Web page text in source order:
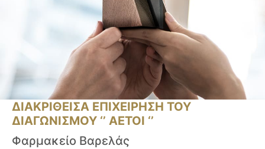
ΔΙΑΚΡΙΘΕΙΣΑ ΕΠΙΧΕΙΡΗΣΗ ΤΟΥ
ΔΙΑΓΩΝΙΣΜΟΥ ‘’ ΑΕΤΟΙ ‘’
Φαρμακείο Βαρελάς